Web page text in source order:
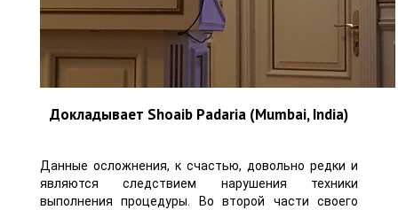
Докладывает Shoaib Padaria (Mumbai, India)
Данные осложнения, к счастью, довольно редки и
являются следствием нарушения техники
выполнения процедуры. Во второй части своего